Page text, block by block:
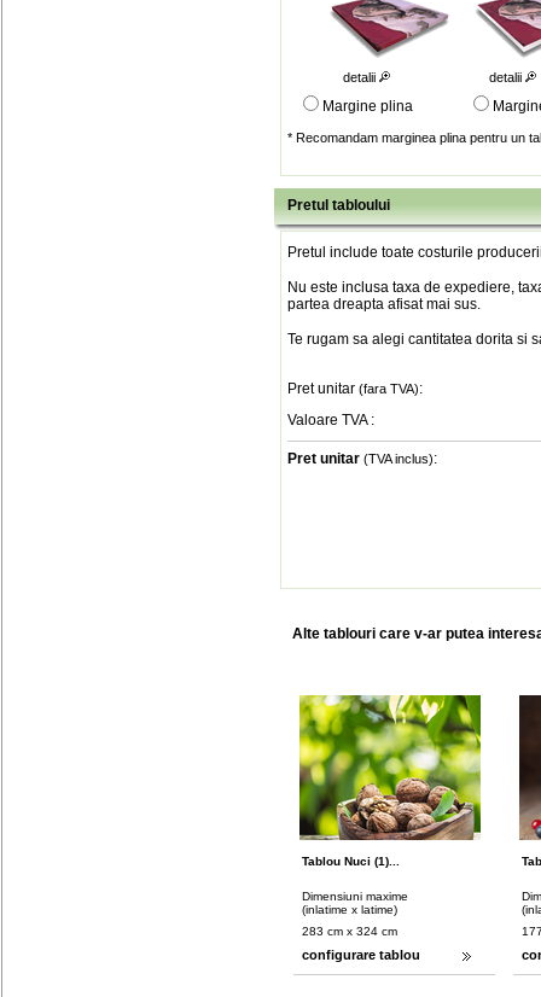
detalii detalii
Margine plina
* Recomandam marginea plina pentru un
Pretul tabloului
Pretul include toate costurile
Nu este inclusa taxa de expediere,
partea dreapta afisat mai sus.
Te rugam sa alegi cantitatea dorita si
Pret unitar (fara TVA):
Valoare TVA :
Pret unitar (TVA inclus):
Alte tablouri care v-ar putea
Tablou Nuci (1)...
Dimensiuni maxime
(inlatime x latime)
283 cm x 324 cm
configurare tablou